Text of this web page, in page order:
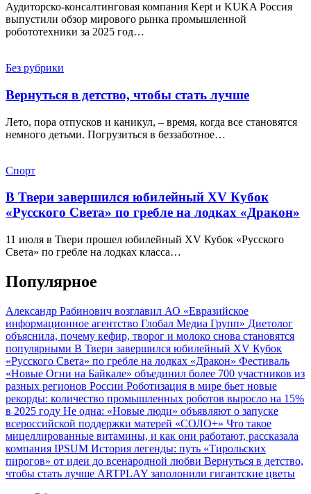
Аудиторско-консалтинговая компания Kept и KUKA Россия
выпустили обзор мирового рынка промышленной
робототехники за 2025 год…
Без рубрики
Вернуться в детство, чтобы стать лучше
Лето, пора отпусков и каникул, – время, когда все становятся
немного детьми. Погрузиться в беззаботное…
Спорт
В Твери завершился юбилейный XV Кубок
«Русского Света» по гребле на лодках «Дракон»
11 июля в Твери прошел юбилейный XV Кубок «Русского
Света» по гребле на лодках класса…
Популярное
Александр Рабинович возглавил АО «Евразийское
информационное агентство Глобал Медиа Групп» Диетолог
объяснила, почему кефир, творог и молоко снова становятся
популярными В Твери завершился юбилейный XV Кубок
«Русского Света» по гребле на лодках «Дракон» Фестиваль
«Новые Огни на Байкале» объединил более 700 участников из
разных регионов России Роботизация в мире бьет новые
рекорды: количество промышленных роботов выросло на 15%
в 2025 году Не одна: «Новые люди» объявляют о запуске
всероссийской поддержки матерей «СОЛО+» Что такое
мицеллированные витамины, и как они работают, рассказала
компания IPSUM История легенды: путь «Тирольских
пирогов» от идеи до всенародной любви Вернуться в детство,
чтобы стать лучше ARTPLAY заполонили гигантские цветы